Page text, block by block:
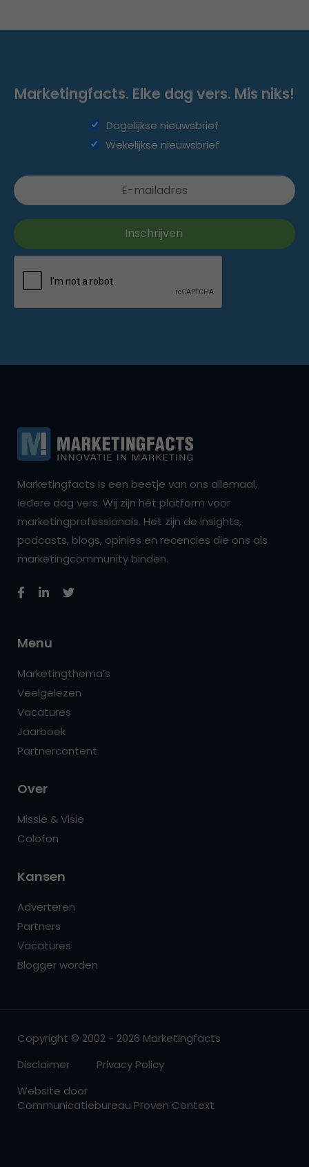
Marketingfacts. Elke dag vers. Mis niks!
Dagelijkse nieuwsbrief
Wekelijkse nieuwsbrief
Marketingfacts is een beetje van ons allemaal,
iedere dag vers. Wij zijn hét platform voor
marketingprofessionals. Het zijn de insights,
podcasts, blogs, opinies en recencies die ons als
marketingcommunity binden.
Menu
Marketingthema’s
Veelgelezen
Vacatures
Jaarboek
Partnercontent
Over
Missie & Visie
Colofon
Kansen
Adverteren
Partners
Vacatures
Blogger worden
Copyright © 2002 - 2026 Marketingfacts
Disclaimer
Privacy Policy
Website door
Communicatiebureau Proven Context